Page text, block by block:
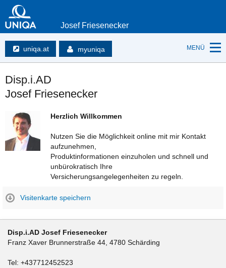
Josef Friesenecker
uniqa.at myuniqa MENÜ
Disp.i.AD
Josef Friesenecker
Herzlich Willkommen
Nutzen Sie die Möglichkeit online mit mir Kontakt
aufzunehmen,
Produktinformationen einzuholen und schnell und
unbürokratisch Ihre
Versicherungsangelegenheiten zu regeln.
Visitenkarte speichern
Disp.i.AD Josef Friesenecker
Franz Xaver Brunnerstraße 44 4780 Schärding
Tel: +437712452523